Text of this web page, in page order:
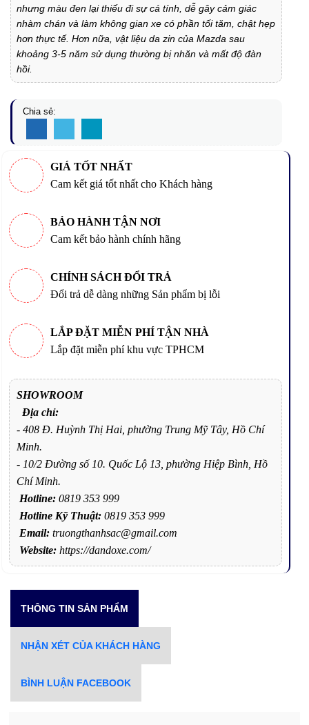
nhưng màu đen lại thiếu đi sự cá tính, dễ gây cảm giác
nhàm chán và làm không gian xe có phần tối tăm, chật hẹp
hơn thực tế. Hơn nữa, vật liệu da zin của Mazda sau
khoảng 3-5 năm sử dụng thường bị nhăn và mất độ đàn
hồi.
Chia sẻ:
GIÁ TỐT NHẤT
Cam kết giá tốt nhất cho Khách hàng
BẢO HÀNH TẬN NƠI
Cam kết bảo hành chính hãng
CHÍNH SÁCH ĐỔI TRẢ
Đổi trả dễ dàng những Sản phẩm bị lỗi
LẮP ĐẶT MIỄN PHÍ TẬN NHÀ
Lắp đặt miễn phí khu vực TPHCM
SHOWROOM
Địa chỉ:
- 408 Đ. Huỳnh Thị Hai, phường Trung Mỹ Tây, Hồ Chí
Minh.
- 10/2 Đường số 10. Quốc Lộ 13, phường Hiệp Bình, Hồ
Chí Minh.
Hotline: 0819 353 999
Hotline Kỹ Thuật: 0819 353 999
Email: truongthanhsac@gmail.com
Website: https://dandoxe.com/
THÔNG TIN SẢN PHẨM
NHẬN XÉT CỦA KHÁCH HÀNG
BÌNH LUẬN FACEBOOK